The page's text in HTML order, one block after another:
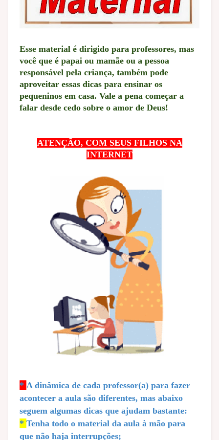
Esse material é dirigido para professores, mas
você que é papai ou mamãe ou a pessoa
responsável pela criança, também pode
aproveitar essas dicas para ensinar os
pequeninos em casa. Vale a pena começar a
falar desde cedo sobre o amor de Deus!
ATENÇÃO, COM SEUS FILHOS NA
INTERNET
* A dinâmica de cada professor(a) para fazer
acontecer a aula são diferentes, mas abaixo
seguem algumas dicas que ajudam bastante:
* Tenha todo o material da aula à mão para
que não haja interrupções;